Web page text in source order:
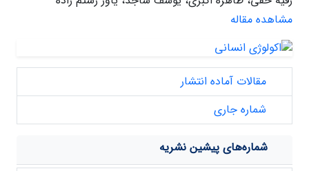
مشاهده مقاله
مقالات آماده انتشار
شماره جاری
شماره‌های پیشین نشریه